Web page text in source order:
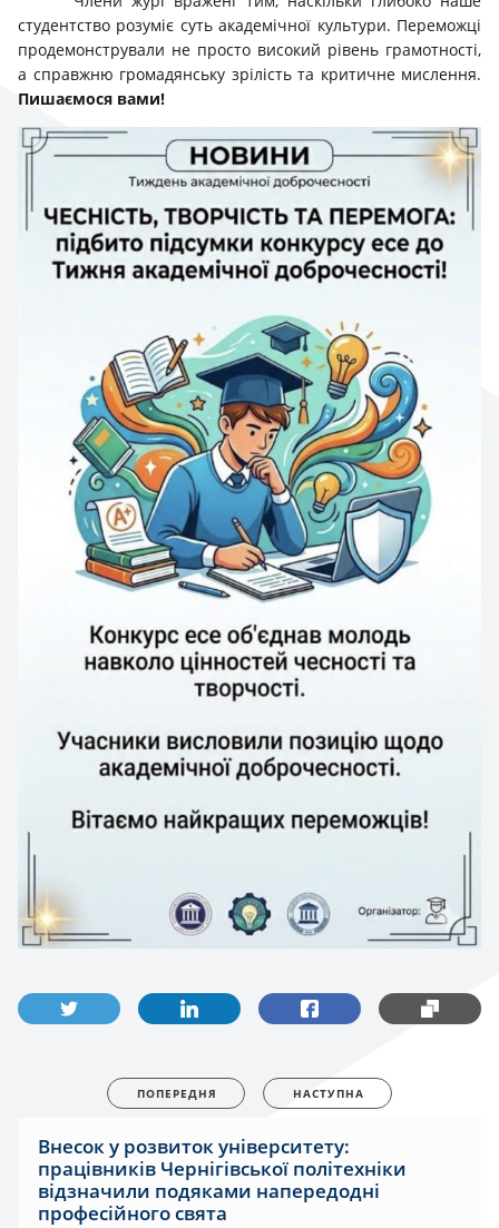
студентство розуміє суть академічної культури. Переможці
продемонстрували не просто високий рівень грамотності,
а справжню громадянську зрілість та критичне мислення.
Пишаємося вами!
ПОПЕРЕДНЯ НАСТУПНА
Внесок у розвиток університету:
працівників Чернігівської політехніки
відзначили подяками напередодні
професійного свята